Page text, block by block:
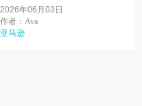
PDT 开始，持续至 6 月 26 日（周
五），活动共计 4 天，仅限 Prime
会员参与...
2026年06月03日
作者：Ava
亚马逊